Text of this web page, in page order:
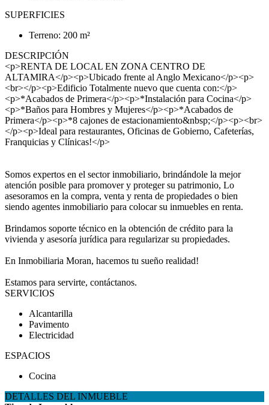
SUPERFICIES
Terreno: 200 m²
DESCRIPCIÓN
<p>RENTA DE LOCAL EN ZONA CENTRO DE
ALTAMIRA</p><p>Ubicado frente al Anglo Mexicano</p><p>
<br></p><p>Edificio Totalmente nuevo que cuenta con:</p>
<p>*Acabados de Primera</p><p>*Instalación para Cocina</p>
<p>*Baños para Hombres y Mujeres</p><p>*Acabados de
Primera</p><p>*8 cajones de estacionamiento&nbsp;</p><p><br>
</p><p>Ideal para restaurantes, Oficinas de Gobierno, Cafeterías,
Franquicias y Clínicas!</p>
Somos expertos en el sector inmobiliario, brindándole la mejor
atención posible para promover y proteger su patrimonio, Lo
asesoramos en la compra, venta y renta de propiedades o bien
siendo agentes inmobiliario para colocar su inmuebles en renta.
Brindamos soporte técnico en la obtención de crédito para la
vivienda y asesoría jurídica para regularizar su propiedades.
En Inmobiliaria Moran, hacemos tu sueño realidad!
Estamos para servirte, contáctanos.
SERVICIOS
Alcantarilla
Pavimento
Electricidad
ESPACIOS
Cocina
DETALLES DEL INMUEBLE